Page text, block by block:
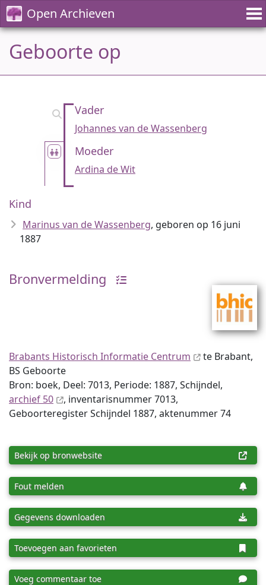
Open Archieven
Geboorte op
Vader
Johannes van de Wassenberg
Moeder
Ardina de Wit
Kind
Marinus van de Wassenberg, geboren op 16 juni
1887
Bronvermelding
Brabants Historisch Informatie Centrum
te Brabant,
BS Geboorte
Bron: boek, Deel: 7013, Periode: 1887, Schijndel,
archief 50
, inventaris­num­mer 7013,
Geboorteregister Schijndel 1887, aktenummer 74
Bekijk op bronwebsite
Fout melden
Gegevens downloaden
Toevoegen aan favorieten
Voeg commentaar toe